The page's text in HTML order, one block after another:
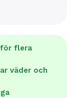
flera
väder och